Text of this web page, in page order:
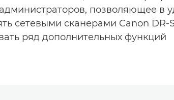
позволяющее в
сетевыми сканерами Canon DR-
ряд дополнительных функций